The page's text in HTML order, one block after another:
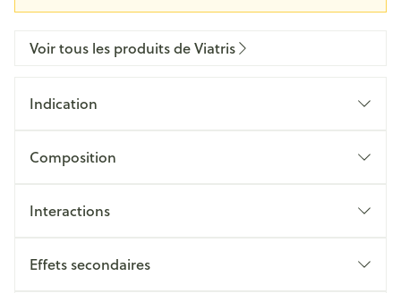
Voir tous les produits de Viatris
Indication
Composition
Interactions
Effets secondaires